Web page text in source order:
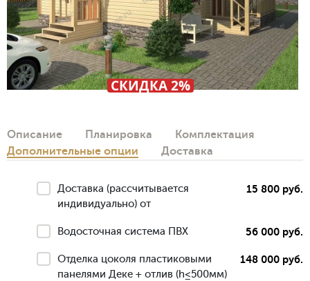
СКИДКА 2%
Описание Планировка
Комплектация
Дополнительные опции
Доставка
Доставка (рассчитывается
индивидуально) от
15 800 руб.
Водосточная система ПВХ 56 000 руб.
Отделка цоколя пластиковыми
панелями Деке + отлив (h≤500мм)
148 000 руб.